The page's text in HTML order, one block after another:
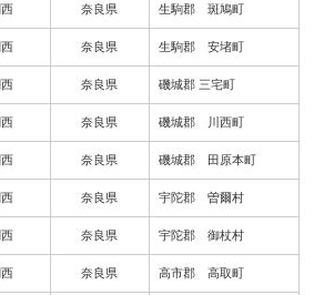
奈良県 生駒郡 斑鳩町
奈良県 生駒郡 安堵町
奈良県 磯城郡 三宅町
奈良県 磯城郡 川西町
奈良県 磯城郡 田原本町
奈良県 宇陀郡 曽爾村
奈良県 宇陀郡 御杖村
奈良県 高市郡 高取町